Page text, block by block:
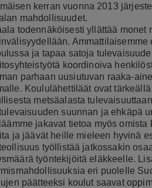
kerran vuonna 2013
mahdollisuudet.
todennäköisesti yllättää
ja tapaa satoja
koordinoiva
parhaan uusiutuvan raaka-
Koululähettiläät ovat
metsäalasta
suunnan ja ehkäpä
jakavat tietoa myös
ja jäävät heille mieleen hyvinä
työllistää jatkossakin
työntekijöitä eläkkeelle.
eri puolelle
päätteeksi koulut saavat